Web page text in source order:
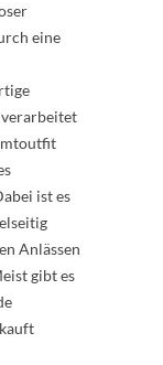
eine
ist es
Anlässen
gibt es